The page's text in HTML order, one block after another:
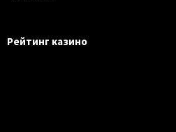
Рейтинг казино